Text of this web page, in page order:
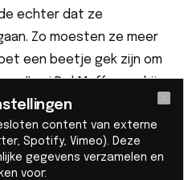
echter dat ze
Zo moesten ze meer
een beetje gek zijn om
zei Del Maffeo en hij
bij
content van externe
Spotify, Vimeo). Deze
gegevens verzamelen en
voor: